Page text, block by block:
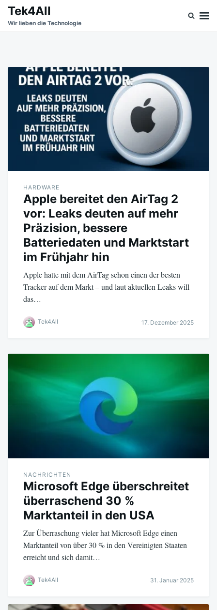
SkipSearch
for:
Tek4All
Wir lieben die Technologie
HARDWARE
Apple bereitet den AirTag 2
vor: Leaks deuten auf mehr
Präzision, bessere
Batteriedaten und Marktstart
im Frühjahr hin
Apple hatte mit dem AirTag schon einen der besten
Tracker auf dem Markt – und laut aktuellen Leaks will
das…
Tek4All 17. Dezember 2025
NACHRICHTEN
Microsoft Edge überschreitet
überraschend 30 %
Marktanteil in den USA
Zur Überraschung vieler hat Microsoft Edge einen
Marktanteil von über 30 % in den Vereinigten Staaten
erreicht und sich damit…
Tek4All 31. Januar 2025